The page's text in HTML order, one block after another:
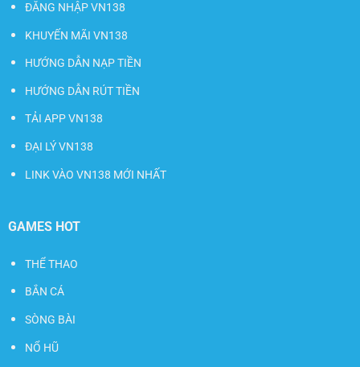
ĐĂNG NHẬP VN138
KHUYẾN MÃI VN138
HƯỚNG DẪN NẠP TIỀN
HƯỚNG DẪN RÚT TIỀN
TẢI APP VN138
ĐẠI LÝ VN138
LINK VÀO VN138 MỚI NHẤT
GAMES HOT
THỂ THAO
BẮN CÁ
SÒNG BÀI
NỔ HŨ